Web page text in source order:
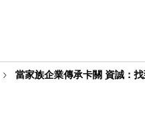
當家族企業傳承卡關 資誠：